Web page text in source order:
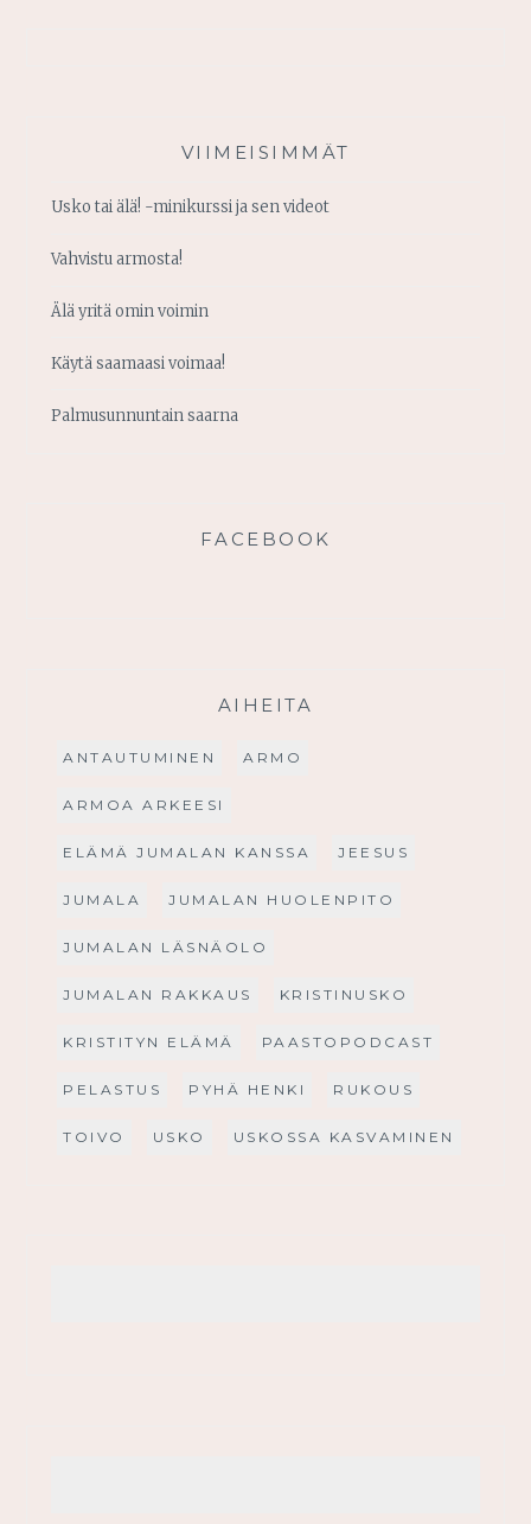
VIIMEISIMMÄT
Usko tai älä! -minikurssi ja sen videot
Vahvistu armosta!
Älä yritä omin voimin
Käytä saamaasi voimaa!
Palmusunnuntain saarna
FACEBOOK
AIHEITA
ANTAUTUMINEN ARMO
ARMOA ARKEESI
ELÄMÄ JUMALAN KANSSA JEESUS
JUMALA JUMALAN HUOLENPITO
JUMALAN LÄSNÄOLO
JUMALAN RAKKAUS KRISTINUSKO
KRISTITYN ELÄMÄ PAASTOPODCAST
PELASTUS PYHÄ HENKI RUKOUS
TOIVO USKO USKOSSA KASVAMINEN